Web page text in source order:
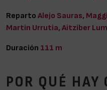
Reparto Alejo Sauras,
Martin Urrutia, Aitziber
Duración 111 m
POR QUÉ HAY